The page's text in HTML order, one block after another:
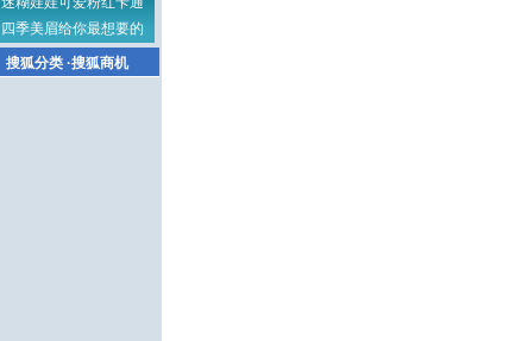
四季美眉给你最想要的
搜狐分类·搜狐商机